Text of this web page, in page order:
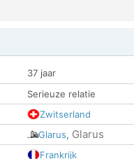
37 jaar
Serieuze relatie
Zwitserland
Glarus, Glarus
Frankrijk